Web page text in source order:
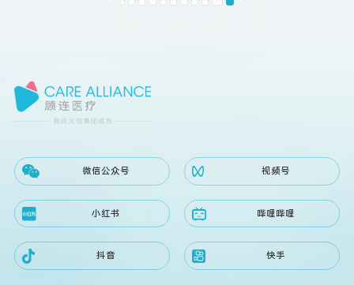
微信公众号 视频号
小红书 哔哩哔哩
抖音 快手